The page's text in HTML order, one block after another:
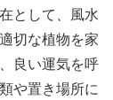
として、風水
切な植物を家
良い運気を呼
や置き場所に